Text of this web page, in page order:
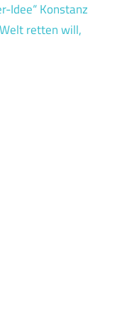
Idee“ Konstanz
retten will,